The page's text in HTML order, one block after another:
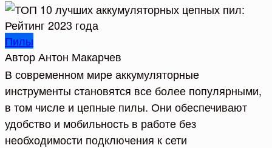
Пилы
АвторАнтон Макарчев
В современном мире аккумуляторные
инструменты становятся все более популярными,
в том числе и цепные пилы. Они обеспечивают
удобство и мобильность в работе без
необходимости подключения к сети